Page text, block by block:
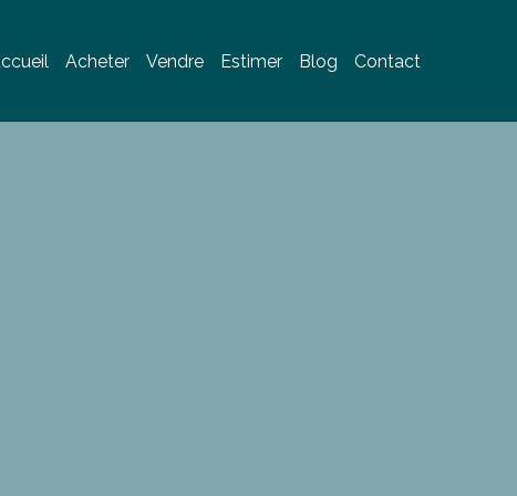
Acheter Vendre Estimer Blog Contact